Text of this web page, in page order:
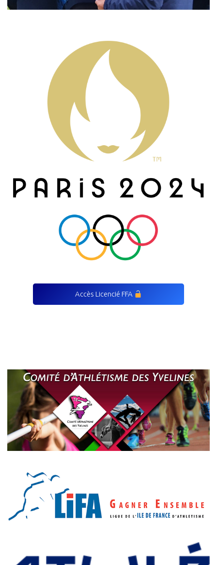
Accès Licencié FFA